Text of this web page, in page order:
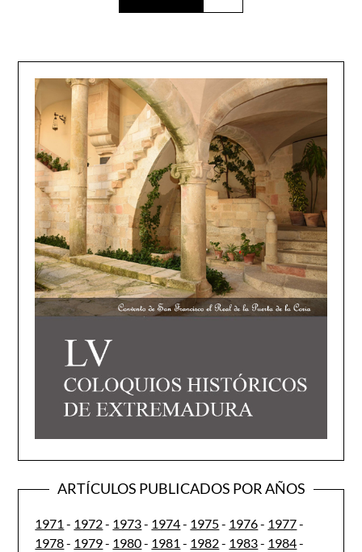
ARTÍCULOS PUBLICADOS POR AÑOS
1971 - 1972- 1973- 1974- 1975- 1976- 1977-
1978- 1979- 1980- 1981 - 1982- 1983- 1984-